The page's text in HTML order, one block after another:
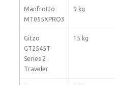
Manfrotto
MT055XPRO3
9 kg
Gitzo
GT2545T
Series 2
Traveler
15 kg